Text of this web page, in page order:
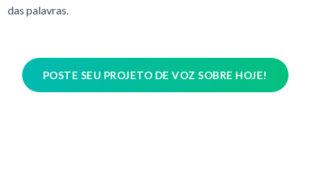
das palavras.
POSTE SEU PROJETO DE VOZ SOBRE HOJE!